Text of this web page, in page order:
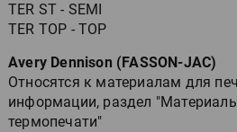
TER ST - SEMI
TER TOP - TOP
Avery Dennison (FASSON-JAC)
Относятся к материалам для
информации, раздел
термопечати"